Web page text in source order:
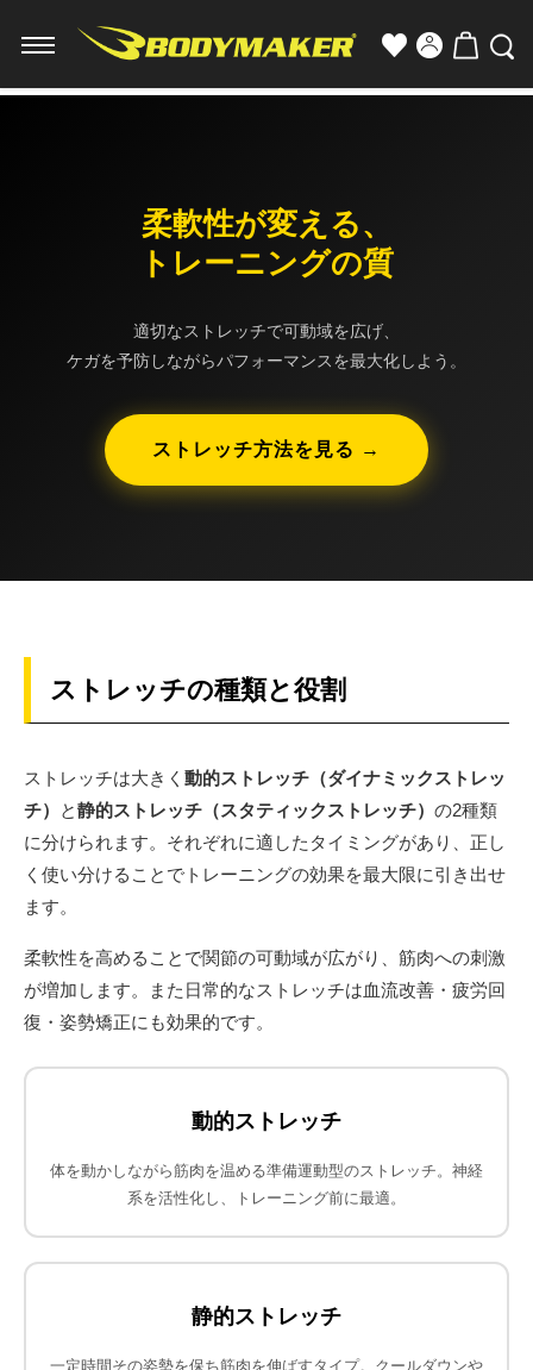
柔軟性が変える、
トレーニングの質
適切なストレッチで可動域を広げ、
ケガを予防しながらパフォーマンスを最大化しよう。
ストレッチ方法を見る →
ストレッチの種類と役割
ストレッチは大きく 動的ストレッチ（ダイナミックストレッ
チ）
と静的ストレッチ（スタティックストレッチ） の2種類
に分けられます。それぞれに適したタイミングがあり、正し
く使い分けることでトレーニングの効果を最大限に引き出せ
ます。
柔軟性を高めることで関節の可動域が広がり、筋肉への刺激
が増加します。また日常的なストレッチは血流改善・疲労回
復・姿勢矯正にも効果的です。
動的ストレッチ
体を動かしながら筋肉を温める準備運動型のストレッチ。神経
系を活性化し、トレーニング前に最適。
静的ストレッチ
一定時間その姿勢を保ち筋肉を伸ばすタイプ。クールダウンや